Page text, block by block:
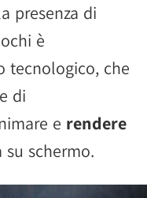
presenza di
è
tecnologico, che
di
e rendere
schermo.